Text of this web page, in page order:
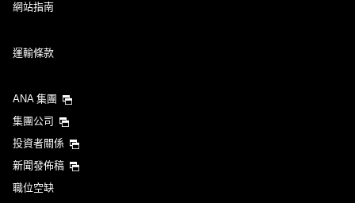
網站指南
運輸條款
ANA 集團
集團公司
投資者關係
新聞發佈稿
職位空缺